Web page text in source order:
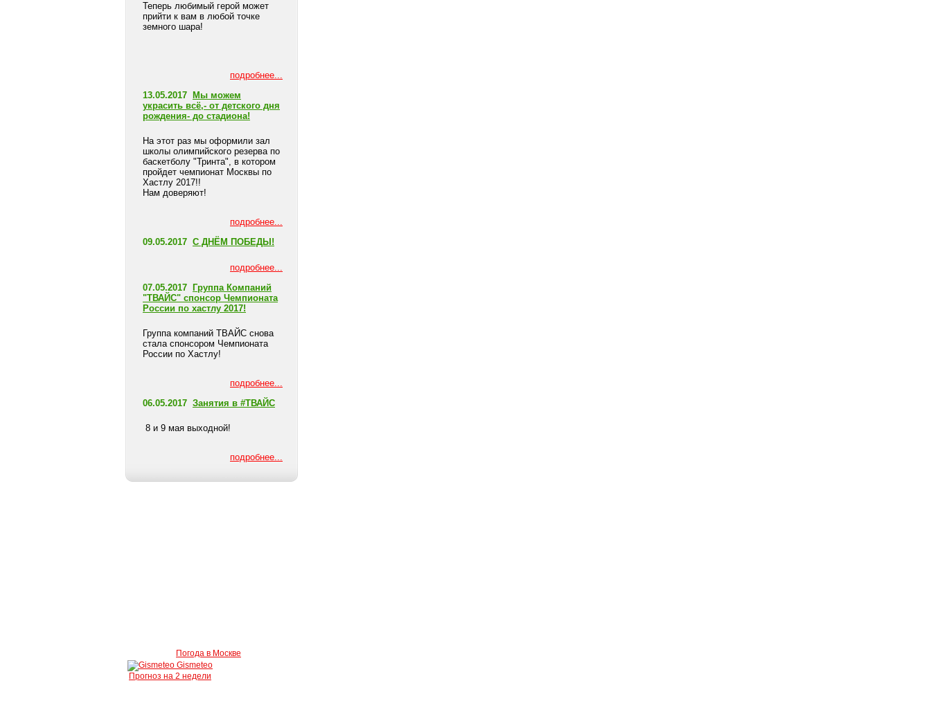
Теперь любимый герой может
прийти к вам в любой точке
земного шара!
подробнее...
13.05.2017
Мы можем
украсить всё,- от детского дня
рождения- до стадиона!
На этот раз мы оформили зал
школы олимпийского резерва по
баскетболу "Тринта", в котором
пройдет чемпионат Москвы по
Хастлу 2017!!
Нам доверяют!
подробнее...
09.05.2017 С ДНЁМ ПОБЕДЫ!
подробнее...
07.05.2017
Группа Компаний
"ТВАЙС" спонсор Чемпионата
России по хастлу 2017!
Группа компаний ТВАЙС снова
стала спонсором Чемпионата
России по Хастлу!
подробнее...
06.05.2017 Занятия в #ТВАЙС
8 и 9 мая выходной!
подробнее...
Погода в Москве
Gismeteo
Прогноз на 2 недели